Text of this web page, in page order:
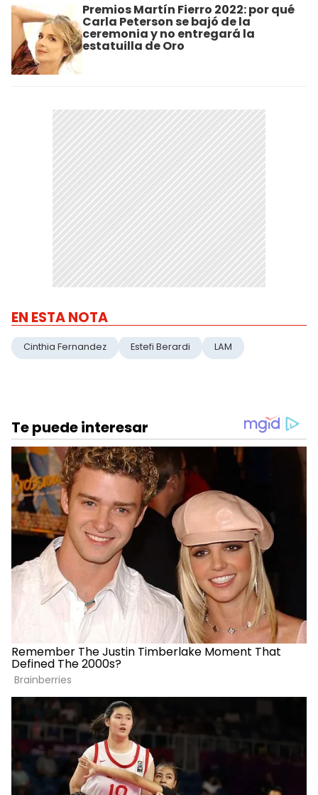
Premios Martín Fierro 2022: por qué
Carla Peterson se bajó de la
ceremonia y no entregará la
estatuilla de Oro
EN ESTA NOTA
Cinthia Fernandez Estefi Berardi LAM